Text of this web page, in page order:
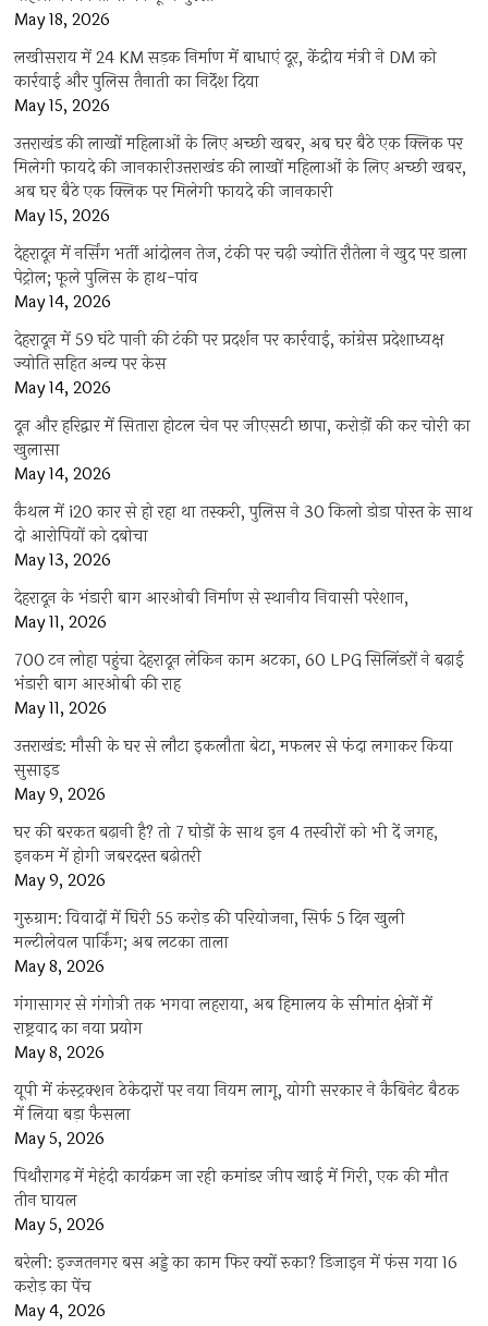
May 18, 2026
लखीसराय में 24 KM सड़क निर्माण में बाधाएं दूर, केंद्रीय मंत्री ने DM को
कार्रवाई और पुलिस तैनाती का निर्देश दिया
May 15, 2026
उत्तराखंड की लाखों महिलाओं के लिए अच्छी खबर, अब घर बैठे एक क्लिक पर
मिलेगी फायदे की जानकारीउत्तराखंड की लाखों महिलाओं के लिए अच्छी खबर,
अब घर बैठे एक क्लिक पर मिलेगी फायदे की जानकारी
May 15, 2026
देहरादून में नर्सिंग भर्ती आंदोलन तेज, टंकी पर चढ़ी ज्योति रौतेला ने खुद पर डाला
पेट्रोल; फूले पुलिस के हाथ-पांव
May 14, 2026
देहरादून में 59 घंटे पानी की टंकी पर प्रदर्शन पर कार्रवाई, कांग्रेस प्रदेशाध्यक्ष
ज्योति सहित अन्य पर केस
May 14, 2026
दून और हरिद्वार में सितारा होटल चेन पर जीएसटी छापा, करोड़ों की कर चोरी का
खुलासा
May 14, 2026
कैथल में i20 कार से हो रहा था तस्करी, पुलिस ने 30 किलो डोडा पोस्त के साथ
दो आरोपियों को दबोचा
May 13, 2026
देहरादून के भंडारी बाग आरओबी निर्माण से स्थानीय निवासी परेशान,
May 11, 2026
700 टन लोहा पहुंचा देहरादून लेकिन काम अटका, 60 LPG सिलिंडरों ने बढ़ाई
भंडारी बाग आरओबी की राह
May 11, 2026
उत्तराखंड: मौसी के घर से लौटा इकलौता बेटा, मफलर से फंदा लगाकर किया
सुसाइड
May 9, 2026
घर की बरकत बढ़ानी है? तो 7 घोड़ों के साथ इन 4 तस्वीरों को भी दें जगह,
इनकम में होगी जबरदस्त बढ़ोतरी
May 9, 2026
गुरुग्राम: विवादों में घिरी 55 करोड़ की परियोजना, सिर्फ 5 दिन खुली
मल्टीलेवल पार्किंग; अब लटका ताला
May 8, 2026
गंगासागर से गंगोत्री तक भगवा लहराया, अब हिमालय के सीमांत क्षेत्रों में
राष्ट्रवाद का नया प्रयोग
May 8, 2026
यूपी में कंस्ट्रक्शन ठेकेदारों पर नया नियम लागू, योगी सरकार ने कैबिनेट बैठक
में लिया बड़ा फैसला
May 5, 2026
पिथौरागढ़ में मेहंदी कार्यक्रम जा रही कमांडर जीप खाई में गिरी, एक की मौत
तीन घायल
May 5, 2026
बरेली: इज्जतनगर बस अड्डे का काम फिर क्यों रुका? डिजाइन में फंस गया 16
करोड़ का पेंच
May 4, 2026